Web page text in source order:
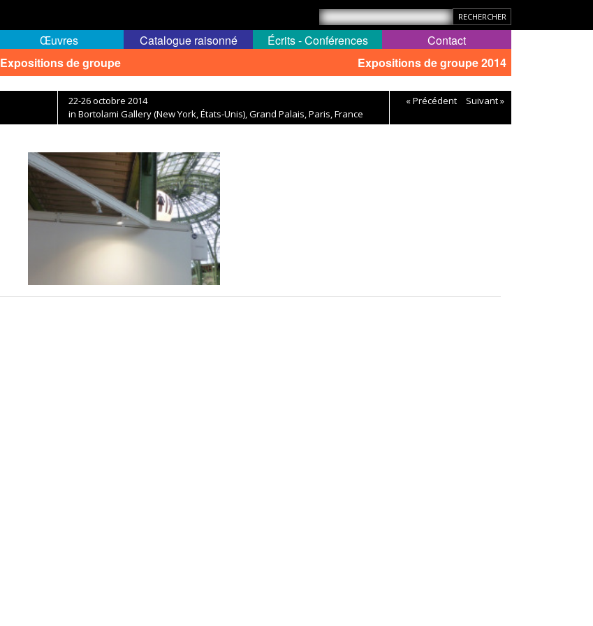
Expositions de groupe Expositions de groupe 2014
Œuvres Catalogue raisonné Écrits - Conférences Contact
22-26 octobre 2014
in Bortolami Gallery (New York, États-Unis), Grand Palais, Paris, France
« Précédent Suivant »